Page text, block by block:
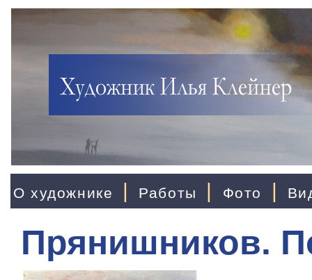
О художнике | Работы | Фото |
Прянишников.